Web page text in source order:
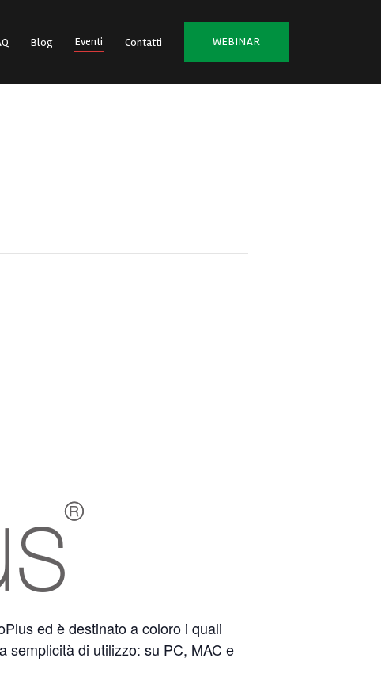
Blog Eventi Contatti WEBINAR
ed è destinato a coloro i quali
semplicità di utilizzo: su PC, MAC e